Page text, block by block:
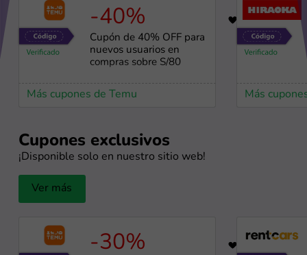
-40%
Cupón de 40% OFF para
nuevos usuarios en
compras sobre S/80
Más cupones de Temu Más
Cupones exclusivos
¡Disponible solo en nuestro sitio web!
Ver más
-30%